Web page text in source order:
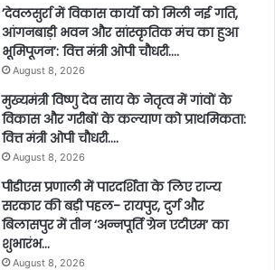
’देवलसुर्रा में विकास कार्यों को मिली नई गति,
आंगनबाड़ी भवन और सांस्कृतिक मंच का हुआ
भूमिपूजन’: वित्त मंत्री ओपी चौधरी….
August 8, 2026
मुख्यमंत्री विष्णु देव साय के नेतृत्व में गांवों के
विकास और गरीबों के कल्याण को प्राथमिकता:
वित्त मंत्री ओपी चौधरी….
August 8, 2026
पीडीएस प्रणाली में पारदर्शिता के लिए राज्य
सरकार की बड़ी पहल- रायपुर, दुर्ग और
बिलासपुर में तीन ‘अन्नपूर्ति ग्रेन एटीएम‘ का
शुभारंभ…
August 8, 2026